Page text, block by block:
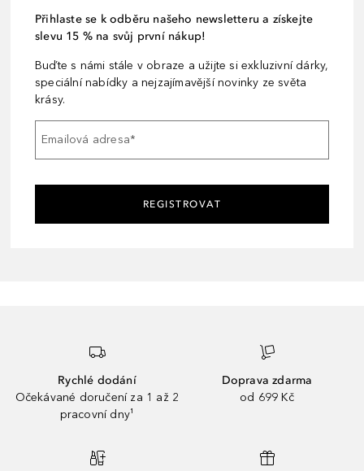
Přihlaste se k odběru našeho newsletteru a získejte
slevu 15 % na svůj první nákup!
Buďte s námi stále v obraze a užijte si exkluzivní dárky,
speciální nabídky a nejzajímavější novinky ze světa
krásy.
Emailová adresa*
REGISTROVAT
Rychlé dodání
Očekávané doručení za 1 až 2
pracovní dny¹
Doprava zdarma
od 699 Kč